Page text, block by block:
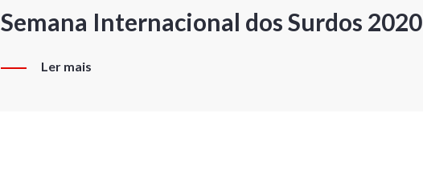
Semana Internacional dos Surdos 2020
Ler mais